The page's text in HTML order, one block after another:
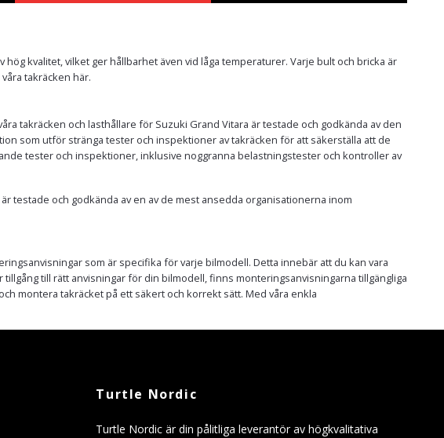
kvalitet, vilket ger hållbarhet även vid låga temperaturer. Varje bult och bricka är
takräcken här.
takräcken och lasthållare för Suzuki Grand Vitara är testade och godkända av den
som utför stränga tester och inspektioner av takräcken för att säkerställa att de
tester och inspektioner, inklusive noggranna belastningstester och kontroller av
testade och godkända av en av de mest ansedda organisationerna inom
som är specifika för varje bilmodell. Detta innebär att du kan vara
till rätt anvisningar för din bilmodell, finns monteringsanvisningarna tillgängliga
montera takräcket på ett säkert och korrekt sätt. Med våra enkla
Turtle Nordic
Turtle Nordic är din pålitliga leverantör av högkvalitativa